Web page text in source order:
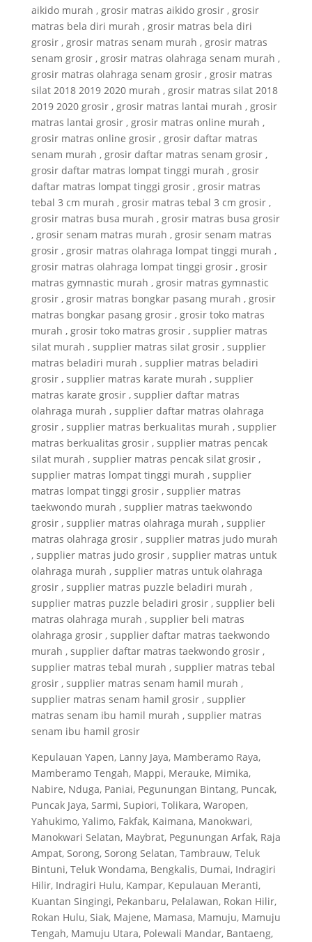
aikido murah , grosir matras aikido grosir , grosir
matras bela diri murah , grosir matras bela diri
grosir , grosir matras senam murah , grosir matras
senam grosir , grosir matras olahraga senam murah ,
grosir matras olahraga senam grosir , grosir matras
silat 2018 2019 2020 murah , grosir matras silat 2018
2019 2020 grosir , grosir matras lantai murah , grosir
matras lantai grosir , grosir matras online murah ,
grosir matras online grosir , grosir daftar matras
senam murah , grosir daftar matras senam grosir ,
grosir daftar matras lompat tinggi murah , grosir
daftar matras lompat tinggi grosir , grosir matras
tebal 3 cm murah , grosir matras tebal 3 cm grosir ,
grosir matras busa murah , grosir matras busa grosir
, grosir senam matras murah , grosir senam matras
grosir , grosir matras olahraga lompat tinggi murah ,
grosir matras olahraga lompat tinggi grosir , grosir
matras gymnastic murah , grosir matras gymnastic
grosir , grosir matras bongkar pasang murah , grosir
matras bongkar pasang grosir , grosir toko matras
murah , grosir toko matras grosir , supplier matras
silat murah , supplier matras silat grosir , supplier
matras beladiri murah , supplier matras beladiri
grosir , supplier matras karate murah , supplier
matras karate grosir , supplier daftar matras
olahraga murah , supplier daftar matras olahraga
grosir , supplier matras berkualitas murah , supplier
matras berkualitas grosir , supplier matras pencak
silat murah , supplier matras pencak silat grosir ,
supplier matras lompat tinggi murah , supplier
matras lompat tinggi grosir , supplier matras
taekwondo murah , supplier matras taekwondo
grosir , supplier matras olahraga murah , supplier
matras olahraga grosir , supplier matras judo murah
, supplier matras judo grosir , supplier matras untuk
olahraga murah , supplier matras untuk olahraga
grosir , supplier matras puzzle beladiri murah ,
supplier matras puzzle beladiri grosir , supplier beli
matras olahraga murah , supplier beli matras
olahraga grosir , supplier daftar matras taekwondo
murah , supplier daftar matras taekwondo grosir ,
supplier matras tebal murah , supplier matras tebal
grosir , supplier matras senam hamil murah ,
supplier matras senam hamil grosir , supplier
matras senam ibu hamil murah , supplier matras
senam ibu hamil grosir
Kepulauan Yapen, Lanny Jaya, Mamberamo Raya,
Mamberamo Tengah, Mappi, Merauke, Mimika,
Nabire, Nduga, Paniai, Pegunungan Bintang, Puncak,
Puncak Jaya, Sarmi, Supiori, Tolikara, Waropen,
Yahukimo, Yalimo, Fakfak, Kaimana, Manokwari,
Manokwari Selatan, Maybrat, Pegunungan Arfak, Raja
Ampat, Sorong, Sorong Selatan, Tambrauw, Teluk
Bintuni, Teluk Wondama, Bengkalis, Dumai, Indragiri
Hilir, Indragiri Hulu, Kampar, Kepulauan Meranti,
Kuantan Singingi, Pekanbaru, Pelalawan, Rokan Hilir,
Rokan Hulu, Siak, Majene, Mamasa, Mamuju, Mamuju
Tengah, Mamuju Utara, Polewali Mandar, Bantaeng,